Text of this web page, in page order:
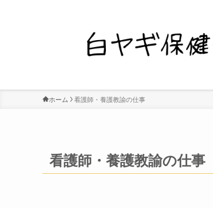
ホーム 看護師・養護教諭の仕事
看護師・養護教諭の仕事